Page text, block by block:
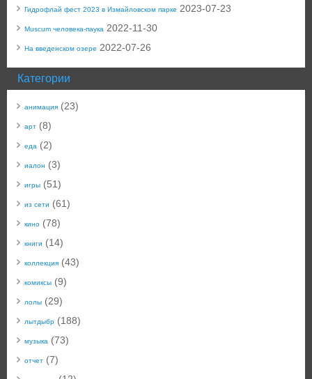
Гидрофлай фест 2023 в Измайловском парке 2023-07-23
Muscum человека-паука 2022-11-30
На введенском озере 2022-07-26
Категории
анимация (23)
арт (8)
еда (2)
иалон (3)
игры (51)
из сети (61)
кино (78)
книги (14)
коллекция (43)
комиксы (9)
лолы (29)
лытдыбр (188)
музыка (73)
отчет (7)